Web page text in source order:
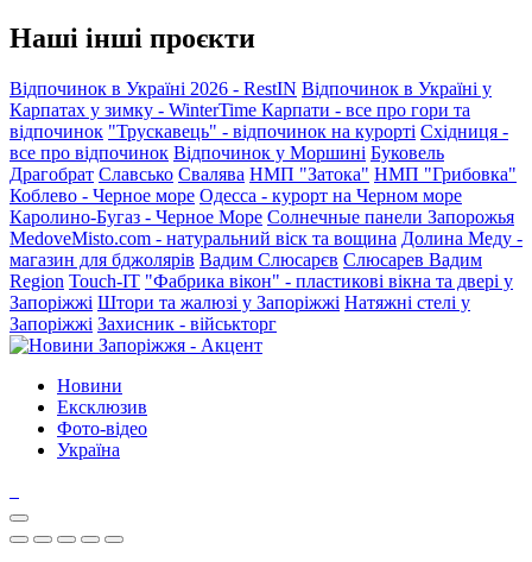
Наші інші проєкти
Відпочинок в Україні 2026 - RestIN Відпочинок в Україні у
Карпатах у зимку - WinterTime Карпати - все про гори та
відпочинок "Трускавець" - відпочинок на курорті Східниця -
все про відпочинок Відпочинок у Моршині Буковель
Драгобрат Славсько Свалява НМП "Затока" НМП "Грибовка"
Коблево - Черное море Одесса - курорт на Черном море
Каролино-Бугаз - Черное Море Солнечные панели Запорожья
MedoveMisto.com - натуральний віск та вощина Долина Меду -
магазин для бджолярів Вадим Слюсарєв Слюсарев Вадим
Region Touch-IT "Фабрика вікон" - пластикові вікна та двері у
Запоріжжі Штори та жалюзі у Запоріжжі Натяжні стелі у
Запоріжжі Захисник - військторг
Новини
Ексклюзив
Фото-відео
Україна